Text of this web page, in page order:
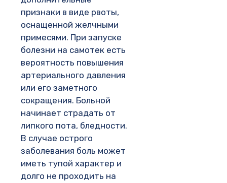
признаки в виде рвоты,
оснащенной желчными
примесями. При запуске
болезни на самотек есть
вероятность повышения
артериального давления
или его заметного
сокращения. Больной
начинает страдать от
липкого пота, бледности.
В случае острого
заболевания боль может
иметь тупой характер и
долго не проходить на